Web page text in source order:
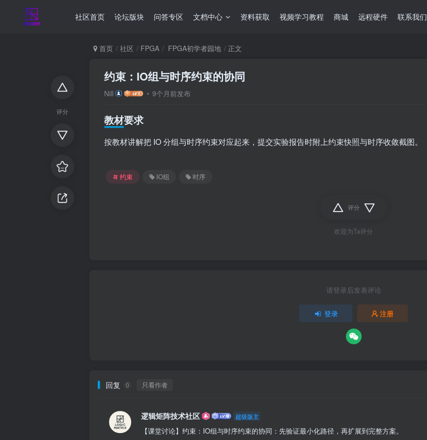
社区首页 论坛版块 问答专区 文档中心 资料获取 视频学习教程 商城 远程硬件 联系我们
评分
首页 社区 FPGA FPGA初学者园地 正文
约束：IO组与时序约束的协同
Nill 9个月前发布
教材要求
按教材讲解把 IO 分组与时序约束对应起来，提交实验报告时附上约束快照与时序收敛截图。
约束 IO组 时序
评分
欢迎为Ta评分
请登录后发表评论
登录 注册
回复 0 只看作者
逻辑矩阵技术社区 超级版主
【课堂讨论】约束：IO组与时序约束的协同：先验证最小化路径，再扩展到完整方案。